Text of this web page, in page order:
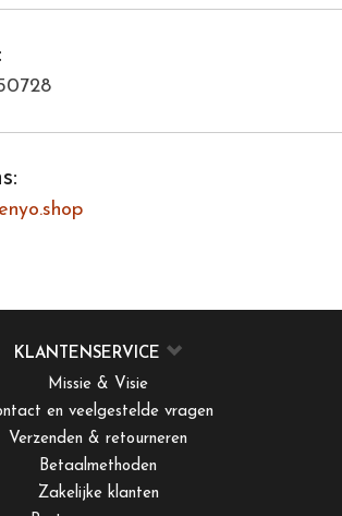
KLANTENSERVICE
Missie & Visie
en veelgestelde vragen
Verzenden & retourneren
Betaalmethoden
Zakelijke klanten